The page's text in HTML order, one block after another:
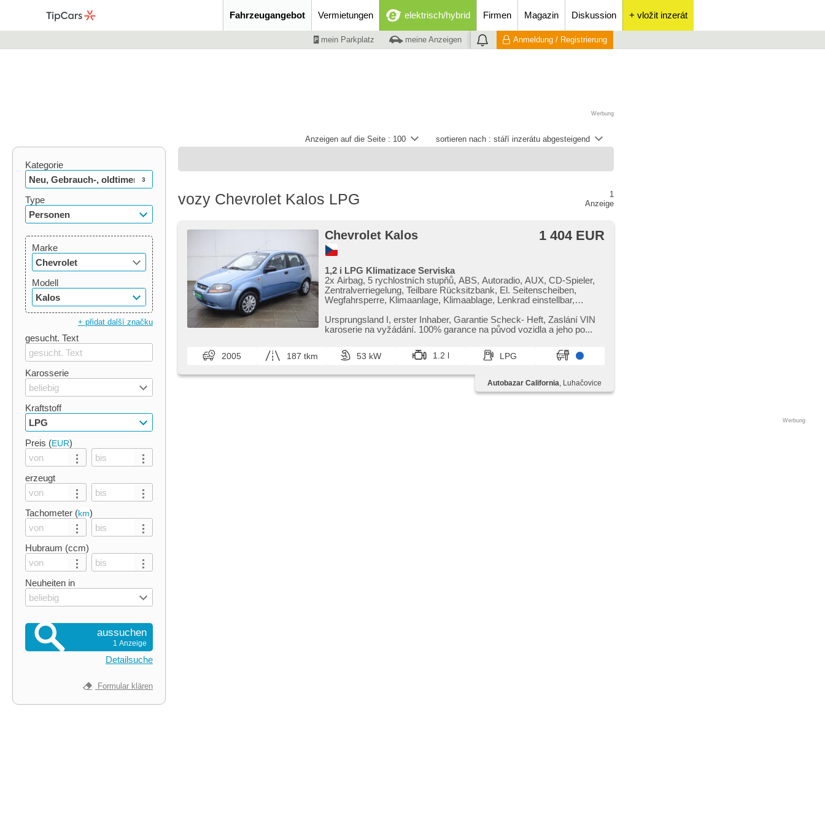
Fahrzeugangebot Vermietungen elektrisch/hybrid Firmen Magazin Diskussion + vložit inzerát
mein Parkplatz meine Anzeigen Anmeldung / Registrierung
Werbung
sortieren nach : stáří inzerátu abgesteigend
Anzeigen auf die Seite : 100
Kategorie
Neu, Gebrauch-, oldtimer
3
Type
Personen
Marke
Chevrolet
Modell
Kalos
+ přidat další značku
gesucht. Text
Karosserie
beliebig
Kraftstoff
LPG
Preis (EUR)
erzeugt
Tachometer (km)
Hubraum (ccm)
Neuheiten in
beliebig
aussuchen
1 Anzeige
Detailsuche
Formular klären
vozy Chevrolet Kalos LPG
1
Anzeige
Chevrolet Kalos 1 404 EUR
1,2 i LPG Klimatizace Serviska
2x Airbag, 5 rychlostních stupňů, ABS, Autoradio, AUX, CD-Spieler,
Zentralverriegelung, Teilbare Rücksitzbank, El. Seitenscheiben,
Wegfahrsperre, Klimaanlage, Klimaablage, Lenkrad einstellbar,
höheneinstellbare Sitze, Heckscheibenwischer
Ursprungsland I,​ erster Inhaber,​ Garantie Scheck​- Heft,​ Zaslání VIN
karoserie na vyžádání. 100% garance na původ vozidla a jeho po...
2005 187 tkm 53 kW 1.2 l LPG
Autobazar California, Luhačovice
Werbung